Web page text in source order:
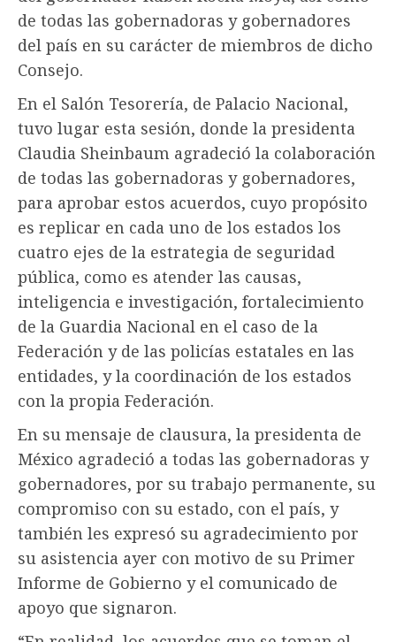
de todas las gobernadoras y gobernadores
del país en su carácter de miembros de dicho
Consejo.
En el Salón Tesorería, de Palacio Nacional,
tuvo lugar esta sesión, donde la presidenta
Claudia Sheinbaum agradeció la colaboración
de todas las gobernadoras y gobernadores,
para aprobar estos acuerdos, cuyo propósito
es replicar en cada uno de los estados los
cuatro ejes de la estrategia de seguridad
pública, como es atender las causas,
inteligencia e investigación, fortalecimiento
de la Guardia Nacional en el caso de la
Federación y de las policías estatales en las
entidades, y la coordinación de los estados
con la propia Federación.
En su mensaje de clausura, la presidenta de
México agradeció a todas las gobernadoras y
gobernadores, por su trabajo permanente, su
compromiso con su estado, con el país, y
también les expresó su agradecimiento por
su asistencia ayer con motivo de su Primer
Informe de Gobierno y el comunicado de
apoyo que signaron.